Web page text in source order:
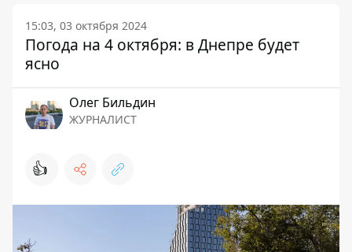
15:03, 03 октября 2024
Погода на 4 октября: в Днепре будет
ясно
Олег Бильдин
ЖУРНАЛИСТ
👍